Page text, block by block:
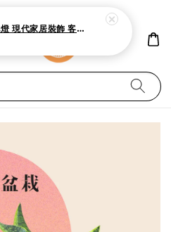
神祕黑釣魚落地燈 現代家居裝飾 客廳 書房與臥室立燈